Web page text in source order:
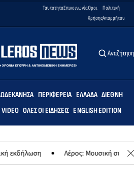
ΤαυτότηταΕπικοινωνίαΌροι
Χρήσης
Πολιτική
Απορρήτου
Αναζήτηση
ΠΕΡΙΦΈΡΕΙΑ ΕΛΛΆΔΑ ΔΙΕΘΝΉ
ΌΛΕΣ ΟΙ ΕΙΔΉΣΕΙΣ ENGLISH EDITION
Λέρος: Μουσική συναυλία